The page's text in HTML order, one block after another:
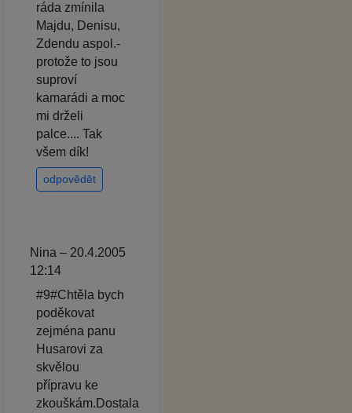
ráda zmínila
Majdu, Denisu,
Zdendu aspol.-
protože to jsou
suproví
kamarádi a moc
mi drželi
palce.... Tak
všem dík!
odpovědět
Nina – 20.4.2005
12:14
#9#Chtěla bych
poděkovat
zejména panu
Husarovi za
skvělou
přípravu ke
zkouškám.Dostala